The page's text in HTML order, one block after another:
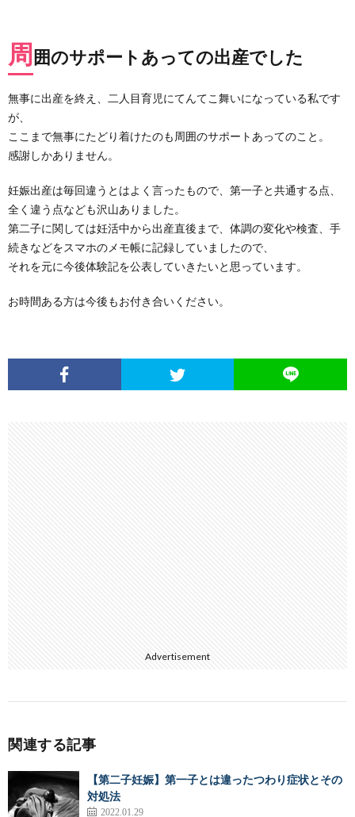
周 囲のサポートあっての出産でした
無事に出産を終え、二人目育児にてんてこ舞いになっている私です
が、
ここまで無事にたどり着けたのも周囲のサポートあってのこと。
感謝しかありません。
妊娠出産は毎回違うとはよく言ったもので、第一子と共通する点、
全く違う点なども沢山ありました。
第二子に関しては妊活中から出産直後まで、体調の変化や検査、手
続きなどをスマホのメモ帳に記録していましたので、
それを元に今後体験記を公表していきたいと思っています。
お時間ある方は今後もお付き合いください。
Advertisement
関連する記事
【第二子妊娠】第一子とは違ったつわり症状とその
対処法
2022.01.29